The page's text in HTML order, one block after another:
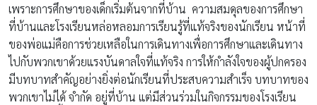
เพราะการศึกษาของเด็กเริ่มต้นจากที่บ้าน ความสมดุลของการศึกษา
ที่บ้านและโรงเรียนหล่อหลอมการเรียนรู้ที่แท้จริงของนักเรียน หน้าที่
ของพ่อแม่คือการช่วยเหลือในการเดินทางเพื่อการศึกษาและเดินทาง
ไปกับพวกเขาด้วยแรงบันดาลใจที่แท้จริง การให้กำลังใจของผู้ปกครอง
มีบทบาทสำคัญอย่างยิ่งต่อนักเรียนที่ประสบความสำเร็จ บทบาทของ
พวกเขาไม่ได้ จำกัด อยู่ที่บ้าน แต่มีส่วนร่วมในกิจกรรมของโรงเรียน